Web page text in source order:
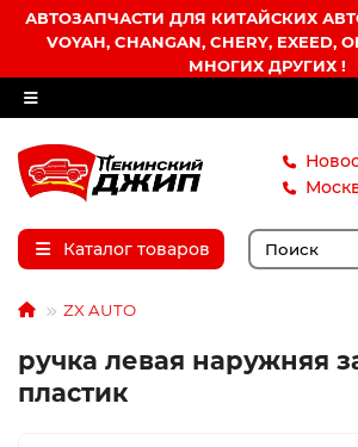
АВТОЗАПЧАСТИ ДЛЯ КИТАЙСКИХ АВТО
VOYAH, CHANGAN, CHERY, EXEED,
МНОГИХ ДРУГИХ !
Каталог товаров
ZX AUTO
ручка левая наружняя
пластик